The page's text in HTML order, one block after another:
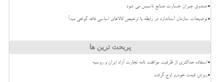
صندوق جبران خسارت صنایع تاسیس می شود
توضیحات سازمان استاندارد در رابطه با ترخیص کالاهای اساسی فاقد گواهی مبدأ
پربحث ترین ها
استفاده حداکثری از ظرفیت موافقت نامه تجارت آزاد ایران و روسیه
ریزش قیمت خودرو اوج گرفت